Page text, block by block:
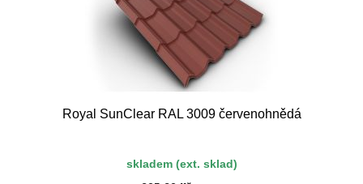
Royal SunClear RAL 3009 červenohnědá
skladem (ext. sklad)